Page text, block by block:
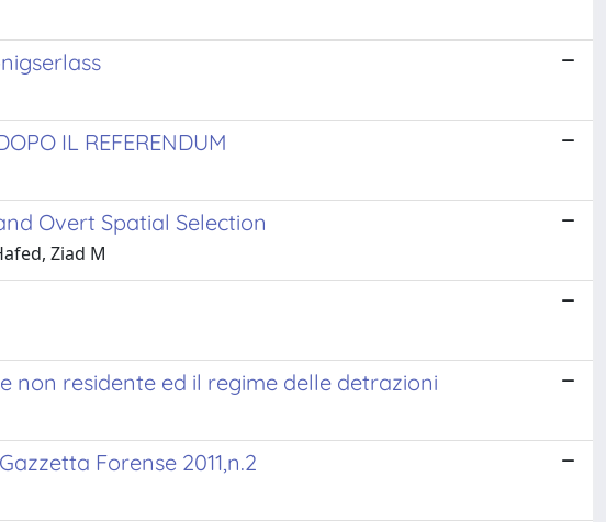
IL REFERENDUM
Overt Spatial Selection
Ziad M
non residente ed il regime delle detrazioni
Forense 2011,n.2